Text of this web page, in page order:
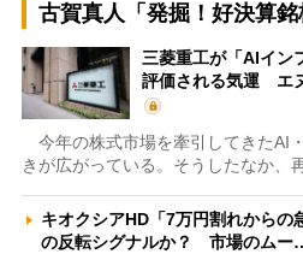
古賀真人「発掘！好決算銘
三菱重工が「AIイン
評価される気運 エ
今年の株式市場を牽引してきたAI
きが広がっている。そうしたなか、
キオクシアHD「7万円割れからの
の反転シグナルか？ 市場のムー